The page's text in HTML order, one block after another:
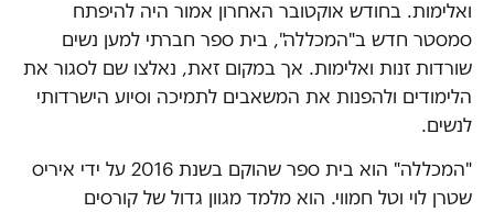
ואלימות. בחודש אוקטובר האחרון אמור היה להיפתח
סמסטר חדש ב"המכללה", בית ספר חברתי למען נשים
שורדות זנות ואלימות. אך במקום זאת, נאלצו שם לסגור את
הלימודים ולהפנות את המשאבים לתמיכה וסיוע הישרדותי
לנשים.
"המכללה" הוא בית ספר שהוקם בשנת 2016 על ידי איריס
שטרן לוי וטל חמווי. הוא מלמד מגוון גדול של קורסים